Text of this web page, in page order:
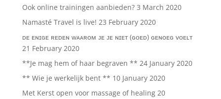
Ook online trainingen aanbieden? 3 March 2020
Namasté Travel is live! 23 February 2020
ᴅᴇ ᴇɴɪɢᴇ ʀᴇᴅᴇɴ ᴡᴀᴀʀᴏᴍ ᴊᴇ ᴊᴇ ɴɪᴇᴛ (ɢᴏᴇᴅ) ɢᴇɴᴏᴇɢ ᴠᴏᴇʟᴛ
21 February 2020
**Je mag hem of haar begraven ** 24 January 2020
** Wie je werkelijk bent ** 10 January 2020
Met Kerst open voor massage of healing 20